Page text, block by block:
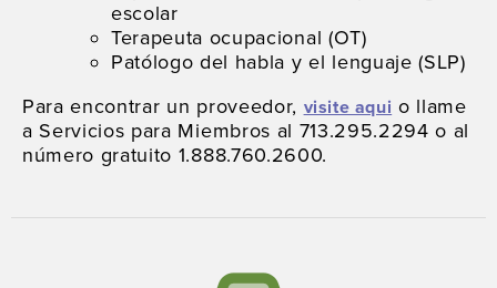
escolar
Terapeuta ocupacional (OT)
Patólogo del habla y el lenguaje (SLP)
Para encontrar un proveedor, visite aqui o llame
a Servicios para Miembros al 713.295.2294 o al
número gratuito 1.888.760.2600.